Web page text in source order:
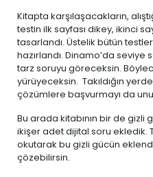
Kitapta karşılaşacakların,
testin ilk sayfası dikey, ikinci
tasarlandı. Üstelik bütün
hazırlandı. Dinamo’da
tarz soruyu göreceksin.
yürüyeceksin. Takıldığın
çözümlere başvurmayı da
Bu arada kitabının bir de gizli
ikişer adet dijital soru ekledik.
okutarak bu gizli gücün
çözebilirsin.